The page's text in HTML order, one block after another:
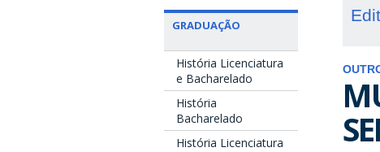
GRADUAÇÃO
História Licenciatura
e Bacharelado
História
Bacharelado
História Licenciatura